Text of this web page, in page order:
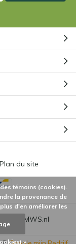
DMWS.nl
Plan du site
témoins (cookies).
la provenance de
d'en améliorer les
»